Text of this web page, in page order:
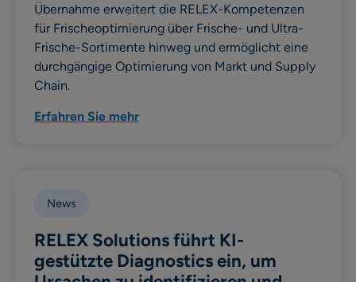
Übernahme erweitert die RELEX-Kompetenzen
für Frischeoptimierung über Frische- und Ultra-
Frische-Sortimente hinweg und ermöglicht eine
durchgängige Optimierung von Markt und Supply
Chain.
Erfahren Sie mehr
News
RELEX Solutions führt KI-
gestützte Diagnostics ein, um